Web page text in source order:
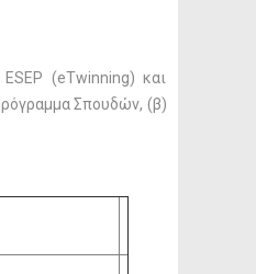
(eTwinning) και
Σπουδών, (β)